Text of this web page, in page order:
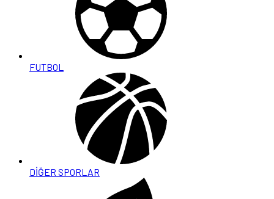
FUTBOL
DİĞER SPORLAR